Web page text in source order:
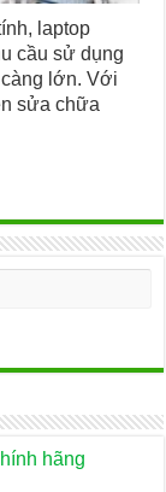
laptop
cầu sử dụng
lớn. Với
sửa chữa
hãng